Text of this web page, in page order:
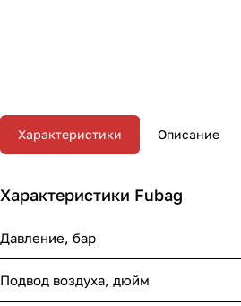
Характеристики Описание
Характеристики Fubag
Давление, бар
Подвод воздуха, дюйм